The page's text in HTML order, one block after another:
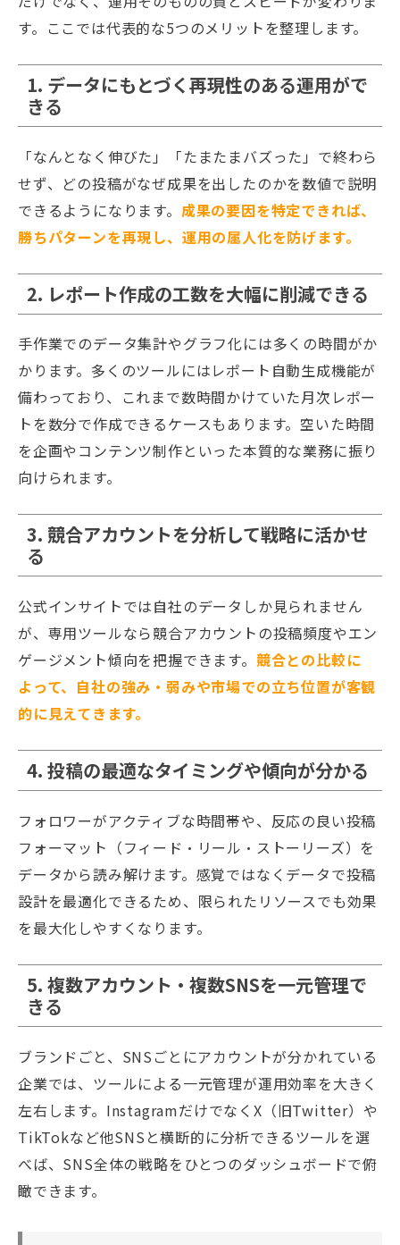
す。ここでは代表的な5つのメリットを整理します。
1. データにもとづく再現性のある運用がで
きる
「なんとなく伸びた」「たまたまバズった」で終わら
せず、どの投稿がなぜ成果を出したのかを数値で説明
できるようになります。 成果の要因を特定できれば、
勝ちパターンを再現し、運用の属人化を防げます。
2. レポート作成の工数を大幅に削減できる
手作業でのデータ集計やグラフ化には多くの時間がか
かります。多くのツールにはレポート自動生成機能が
備わっており、これまで数時間かけていた月次レポー
トを数分で作成できるケースもあります。空いた時間
を企画やコンテンツ制作といった本質的な業務に振り
向けられます。
3. 競合アカウントを分析して戦略に活かせ
る
公式インサイトでは自社のデータしか見られません
が、専用ツールなら競合アカウントの投稿頻度やエン
ゲージメント傾向を把握できます。 競合との比較に
よって、自社の強み・弱みや市場での立ち位置が客観
的に見えてきます。
4. 投稿の最適なタイミングや傾向が分かる
フォロワーがアクティブな時間帯や、反応の良い投稿
フォーマット（フィード・リール・ストーリーズ）を
データから読み解けます。感覚ではなくデータで投稿
設計を最適化できるため、限られたリソースでも効果
を最大化しやすくなります。
5. 複数アカウント・複数SNSを一元管理で
きる
ブランドごと、SNSごとにアカウントが分かれている
企業では、ツールによる一元管理が運用効率を大きく
左右します。InstagramだけでなくX（旧Twitter）や
TikTokなど他SNSと横断的に分析できるツールを選
べば、SNS全体の戦略をひとつのダッシュボードで俯
瞰できます。